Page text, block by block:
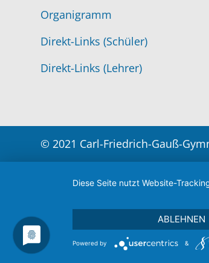
Organigramm
Direkt-Links (Schüler)
Direkt-Links (Lehrer)
© 2021 Carl-Friedrich-Gauß-
Diese Seite nutzt Website-
ABLEHNEN
Powered by &